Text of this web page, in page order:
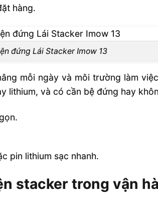
hàng.
đứng Lái Stacker Imow 13
mỗi ngày và môi trường làm
lithium, và có cần bệ đứng hay
pin lithium sạc nhanh.
stacker trong vận